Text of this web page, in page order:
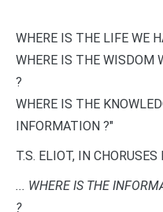
WHERE IS THE LIFE WE
WHERE IS THE WISDOM
?
WHERE IS THE
INFORMATION ?"
T.S. ELIOT, IN
... WHERE IS THE
?